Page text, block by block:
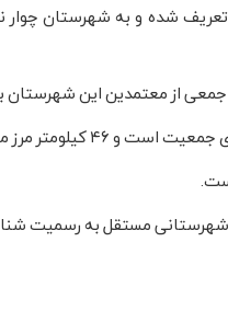
جمعی از معتمدین این شهرستان